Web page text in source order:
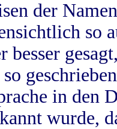
der
so
besser
so
in
wurde,